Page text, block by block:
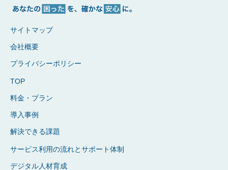
サイトマップ
会社概要
プライバシーポリシー
TOP
料金・プラン
導入事例
解決できる課題
サービス利用の流れとサポート体制
デジタル人材育成